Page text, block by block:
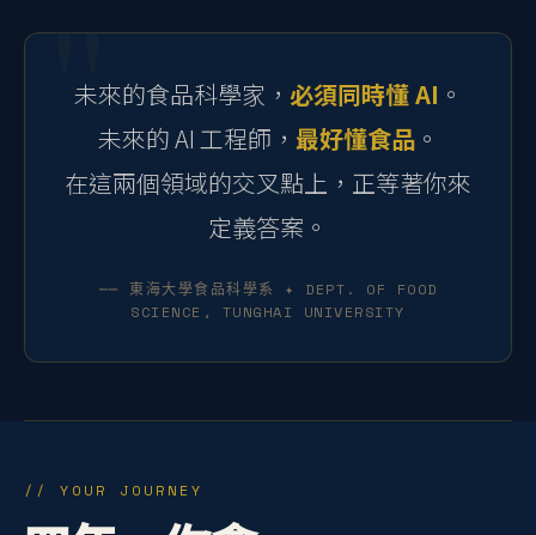
未來的食品科學家， 必須同時懂 AI 。
未來的 AI 工程師， 最好懂食品。
在這兩個領域的交叉點上，正等著你來
定義答案。
── 東海大學食品科學系 ✦ DEPT. OF FOOD
SCIENCE, TUNGHAI UNIVERSITY
// YOUR JOURNEY